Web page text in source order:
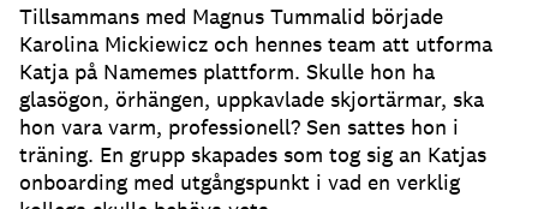
Tillsammans med Magnus Tummalid började
Karolina Mickiewicz och hennes team att utforma
Katja på Namemes plattform. Skulle hon ha
glasögon, örhängen, uppkavlade skjortärmar, ska
hon vara varm, professionell? Sen sattes hon i
träning. En grupp skapades som tog sig an Katjas
onboarding med utgångspunkt i vad en verklig